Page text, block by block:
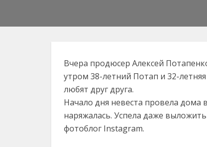
Вчера продюсер Алексей
утром 38-летний Потап и 32-
любят друг друга.
Начало дня невеста провела
наряжалась. Успела даже
фотоблог Instagram.